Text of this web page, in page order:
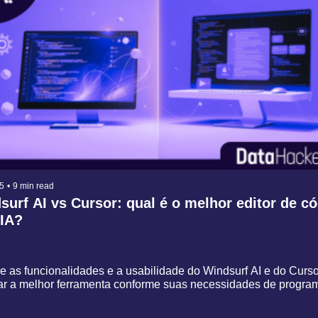
• 9 min read
AI vs Cursor: qual é o melhor editor de
as funcionalidades e a usabilidade do Windsurf AI e do
a melhor ferramenta conforme suas necessidades de